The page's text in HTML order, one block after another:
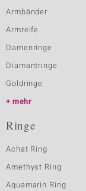
Armbänder
Armreife
Damenringe
Diamantringe
Goldringe
mehr
Ringe
Achat Ring
Amethyst Ring
Aquamarin Ring